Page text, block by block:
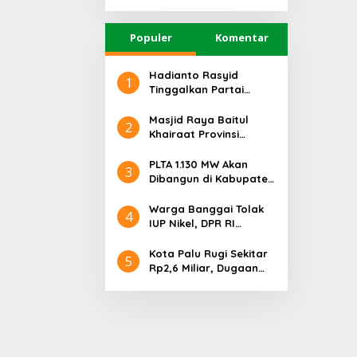
Populer Komentar
1
Hadianto Rasyid
Tinggalkan Partai
Tahun Mengabdi
2
Masjid Raya Baitul
Khairaat Provinsi
Rekor MURI, Ini
Keunikan Arsitekturnya
3
PLTA 1.130 MW Akan
Dibangun di Kabupaten
Evergreen Industri
Audiensi dengan
4
Warga Banggai Tolak
IUP Nikel, DPR RI
5
Kota Palu Rugi Sekitar
Rp2,6 Miliar, Dugaan